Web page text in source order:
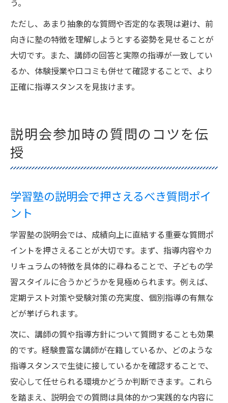
う。
ただし、あまり抽象的な質問や否定的な表現は避け、前
向きに塾の特徴を理解しようとする姿勢を見せることが
大切です。また、講師の回答と実際の指導が一致してい
るか、体験授業や口コミも併せて確認することで、より
正確に指導スタンスを見抜けます。
説明会参加時の質問のコツを伝
授
学習塾の説明会で押さえるべき質問ポイ
ント
学習塾の説明会では、成績向上に直結する重要な質問ポ
イントを押さえることが大切です。まず、指導内容やカ
リキュラムの特徴を具体的に尋ねることで、子どもの学
習スタイルに合うかどうかを見極められます。例えば、
定期テスト対策や受験対策の充実度、個別指導の有無な
どが挙げられます。
次に、講師の質や指導方針について質問することも効果
的です。経験豊富な講師が在籍しているか、どのような
指導スタンスで生徒に接しているかを確認することで、
安心して任せられる環境かどうか判断できます。これら
を踏まえ、説明会での質問は具体的かつ実践的な内容に